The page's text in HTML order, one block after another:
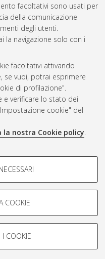
facoltativi sono usati per
della comunicazione
degli utenti.
la navigazione solo con i
facoltativi attivando
se vuoi, potrai esprimere
di profilazione".
e verificare lo stato dei
cookie" del
la nostra Cookie policy.
le caratteristiche della
base al loro comportamento
COOKIE
I COOKIE
il Thu Aug 6 20:45:46 2026